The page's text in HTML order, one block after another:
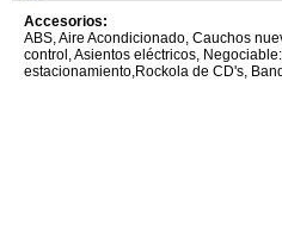
Accesorios:
ABS, Aire Acondicionado, Cauchos
control, Asientos eléctricos,
estacionamiento,Rockola de CD's,